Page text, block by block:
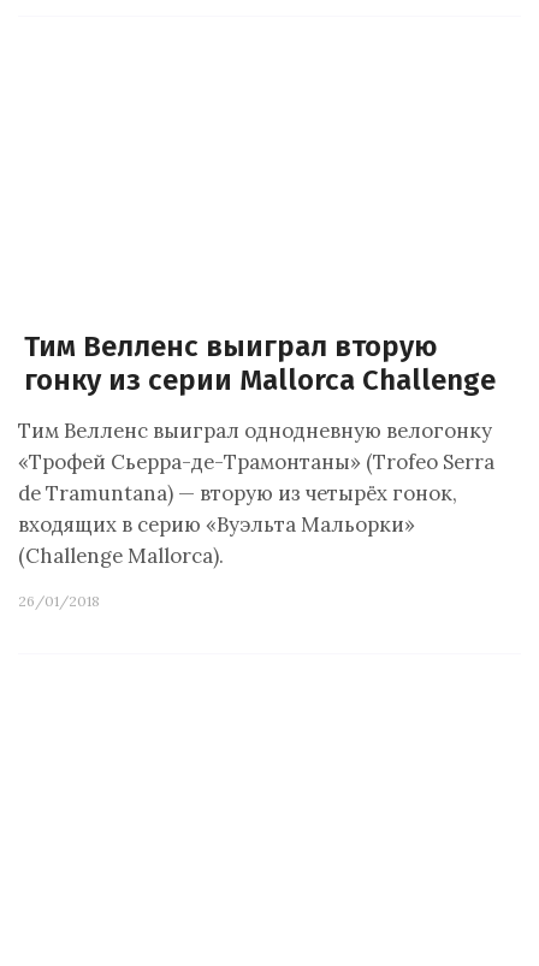
Тим Велленс выиграл вторую
гонку из серии Mallorca Challenge
Тим Велленс выиграл однодневную велогонку
«Трофей Сьерра-де-Трамонтаны» (Trofeo Serra
de Tramuntana) — вторую из четырёх гонок,
входящих в серию «Вуэльта Мальорки»
(Challenge Mallorca).
26/01/2018